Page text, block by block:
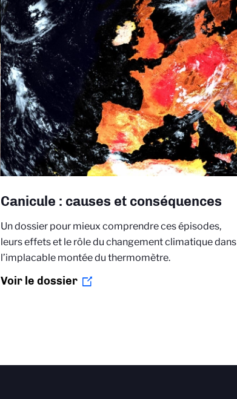
Canicule : causes et conséquences
Un dossier pour mieux comprendre ces épisodes,
leurs effets et le rôle du changement climatique dans
l’implacable montée du thermomètre.
Voir le dossier